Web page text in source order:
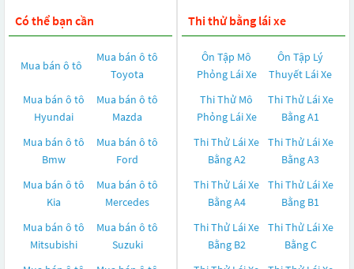
Có thể bạn cần
Mua bán ô tô
Mua bán ô tô
Toyota
Mua bán ô tô
Hyundai
Mua bán ô tô
Mazda
Mua bán ô tô
Bmw
Mua bán ô tô
Ford
Mua bán ô tô
Kia
Mua bán ô tô
Mercedes
Mua bán ô tô
Mitsubishi
Mua bán ô tô
Suzuki
Thi thử bằng lái xe
Ôn Tập Mô
Phỏng Lái Xe
Ôn Tập Lý
Thuyết Lái Xe
Thi Thử Mô
Phỏng Lái Xe
Thi Thử Lái Xe
Bằng A1
Thi Thử Lái Xe
Bằng A2
Thi Thử Lái Xe
Bằng A3
Thi Thử Lái Xe
Bằng A4
Thi Thử Lái Xe
Bằng B1
Thi Thử Lái Xe
Bằng B2
Thi Thử Lái Xe
Bằng C